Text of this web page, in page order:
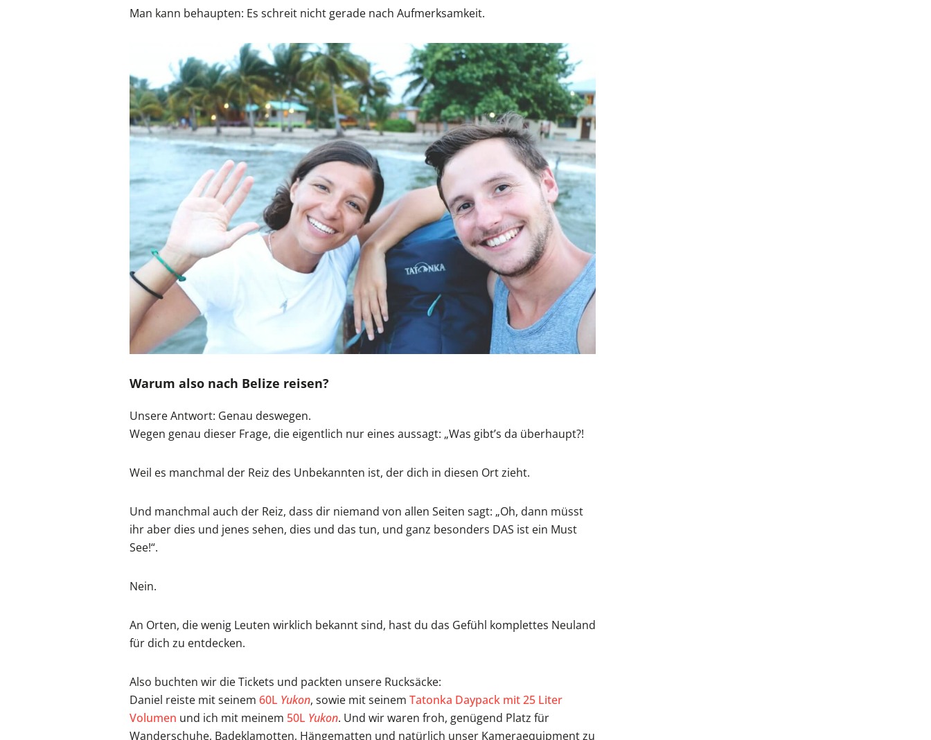
Man kann behaupten: Es schreit nicht gerade nach Aufmerksamkeit.
Warum also nach Belize reisen?
Unsere Antwort: Genau deswegen.
Wegen genau dieser Frage, die eigentlich nur eines aussagt: „Was gibt’s da überhaupt?!
Weil es manchmal der Reiz des Unbekannten ist, der dich in diesen Ort zieht.
Und manchmal auch der Reiz, dass dir niemand von allen Seiten sagt: „Oh, dann müsst
ihr aber dies und jenes sehen, dies und das tun, und ganz besonders DAS ist ein Must
See!“.
Nein.
An Orten, die wenig Leuten wirklich bekannt sind, hast du das Gefühl komplettes Neuland
für dich zu entdecken.
Also buchten wir die Tickets und packten unsere Rucksäcke:
Daniel reiste mit seinem 60L Yukon, sowie mit seinem Tatonka Daypack mit 25 Liter
Volumen und ich mit meinem 50L Yukon. Und wir waren froh, genügend Platz für
Wanderschuhe, Badeklamotten, Hängematten und natürlich unser Kameraequipment zu